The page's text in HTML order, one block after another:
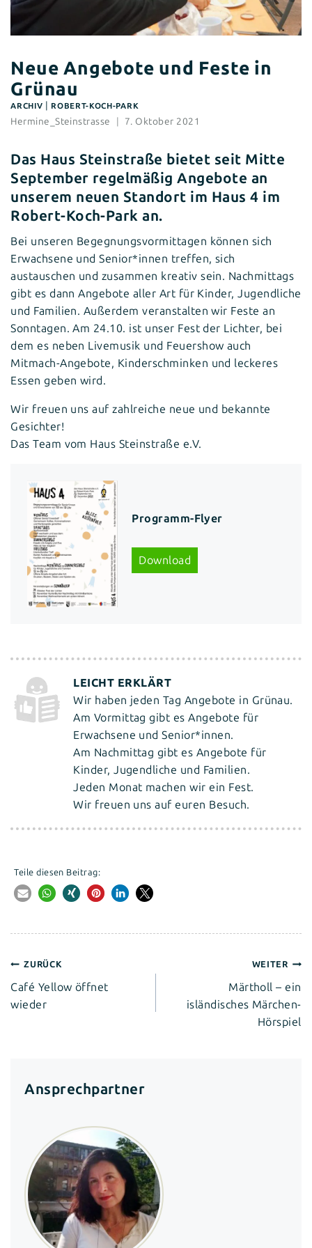
Neue Angebote und Feste in
Grünau
ARCHIV | ROBERT-KOCH-PARK
Hermine_Steinstrasse 7. Oktober 2021
Das Haus Steinstraße bietet seit Mitte
September regelmäßig Angebote an
unserem neuen Standort im Haus 4 im
Robert-Koch-Park an.
Bei unseren Begegnungsvormittagen können sich
Erwachsene und Senior*innen treffen, sich
austauschen und zusammen kreativ sein. Nachmittags
gibt es dann Angebote aller Art für Kinder, Jugendliche
und Familien. Außerdem veranstalten wir Feste an
Sonntagen. Am 24.10. ist unser Fest der Lichter, bei
dem es neben Livemusik und Feuershow auch
Mitmach-Angebote, Kinderschminken und leckeres
Essen geben wird.
Wir freuen uns auf zahlreiche neue und bekannte
Gesichter!
Das Team vom Haus Steinstraße e.V.
Programm-Flyer
Download
Wir haben jeden Tag Angebote in Grünau.
Am Vormittag gibt es Angebote für
Erwachsene und Senior*innen.
Am Nachmittag gibt es Angebote für
Kinder, Jugendliche und Familien.
Jeden Monat machen wir ein Fest.
Wir freuen uns auf euren Besuch.
Teile diesen Beitrag:
Beitragsnavigation
ZURÜCK
Café Yellow öffnet
wieder
WEITER
Märtholl – ein
isländisches Märchen-
Hörspiel
Ansprechpartner